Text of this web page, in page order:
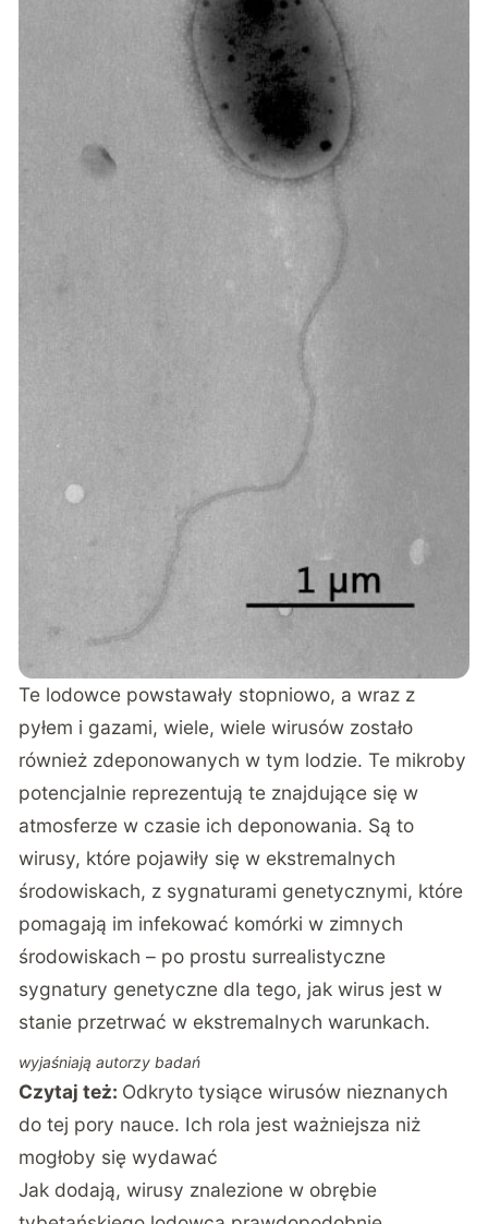
Te lodowce powstawały stopniowo, a wraz z
pyłem i gazami, wiele, wiele wirusów zostało
również zdeponowanych w tym lodzie. Te mikroby
potencjalnie reprezentują te znajdujące się w
atmosferze w czasie ich deponowania. Są to
wirusy, które pojawiły się w ekstremalnych
środowiskach, z sygnaturami genetycznymi, które
pomagają im infekować komórki w zimnych
środowiskach – po prostu surrealistyczne
sygnatury genetyczne dla tego, jak wirus jest w
stanie przetrwać w ekstremalnych warunkach.
wyjaśniają autorzy badań
Czytaj też: Odkryto tysiące wirusów nieznanych
do tej pory nauce. Ich rola jest ważniejsza niż
mogłoby się wydawać
Jak dodają, wirusy znalezione w obrębie